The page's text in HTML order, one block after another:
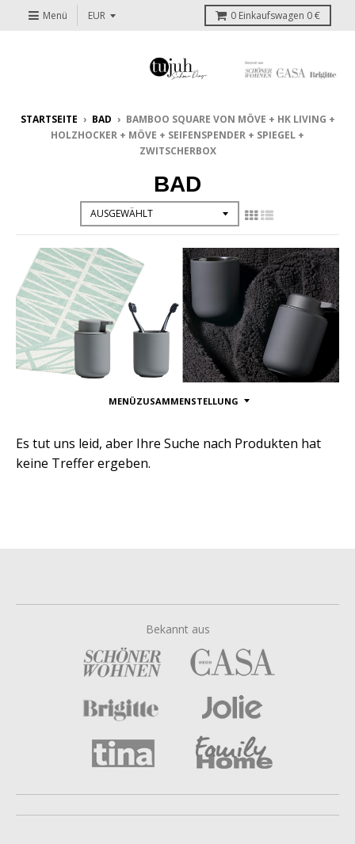
Menü 0 Einkaufswagen 0 €
STARTSEITE › BAD › BAMBOO SQUARE VON MÖVE + HK LIVING +
HOLZHOCKER + MÖVE + SEIFENSPENDER + SPIEGEL +
ZWITSCHERBOX
BAD
MENÜZUSAMMENSTELLUNG
Es tut uns leid, aber Ihre Suche nach Produkten hat
keine Treffer ergeben.
Bekannt aus